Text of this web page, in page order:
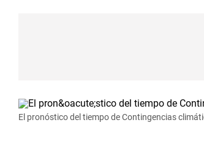
El pronóstico del tiempo de Contingencias